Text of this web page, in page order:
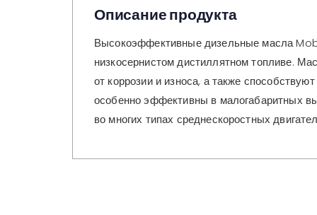
Описание продукта
Высокоэффективные дизельные масла
низкосернистом дистиллятном топливе.
от коррозии и износа, а также
особенно эффективны в малогабаритных
во многих типах среднескоростных